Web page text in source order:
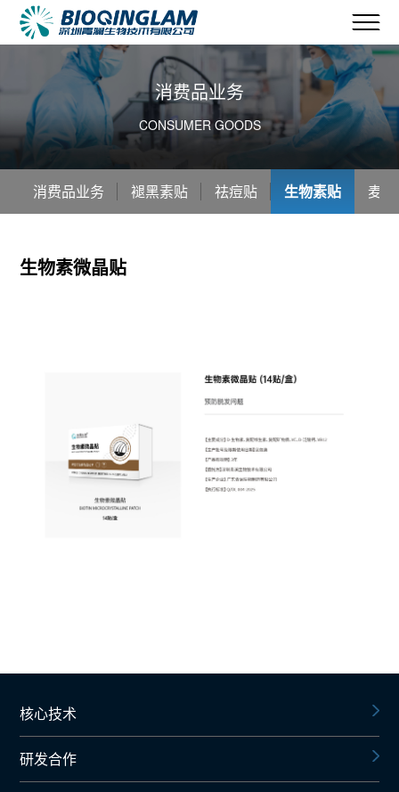
消费品业务
CONSUMER GOODS
消费品业务 褪黑素贴 祛痘贴 生物素贴 麦
生物素微晶贴
核心技术
研发合作